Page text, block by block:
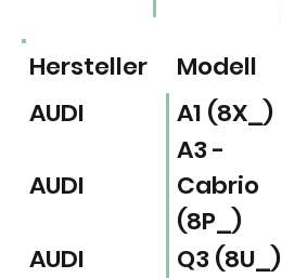
Modell
Hersteller
AUDI
A1 (8X_)
AUDI
A3 -
Cabrio
(8P_)
AUDI Q3 (8U_)